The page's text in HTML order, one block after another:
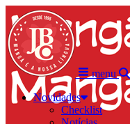
menu
Novidades
Checklist